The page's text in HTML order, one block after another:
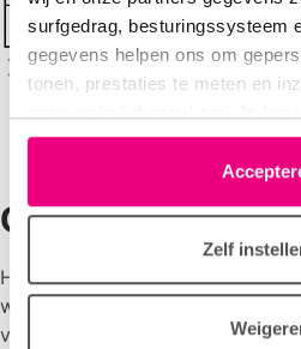
surfgedrag, besturingssysteem
gegevens helpen ons om
tonen, prestaties te meten en
moment wijzigen of intrekken
linksonder elke pagina. De lijst
in het tabblad “details”.
Zelf
Contact
Heb je vragen over je (nieuwe)
wil je vrijblijvend advies? Neem
via 088 – 121 02 12 of mail naar: